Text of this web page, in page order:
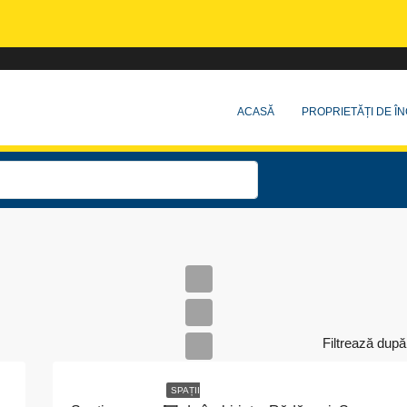
ACASĂ PROPRIETĂȚI DE
Filtrează
SPAȚII